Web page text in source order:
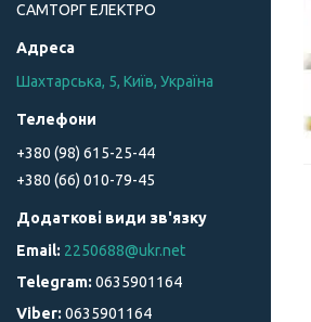
САМТОРГ ЕЛЕКТРО
Шахтарська, 5, Київ, Україна
+380 (98) 615-25-44
+380 (66) 010-79-45
2250688@ukr.net
0635901164
0635901164